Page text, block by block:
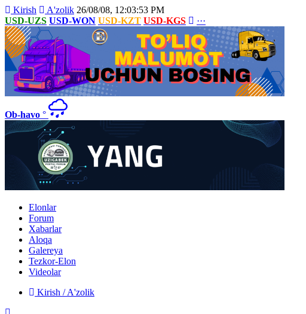
Kirish A'zolik 26/08/08, 12:03:53 PM
USD-UZS USD-WON USD-KZT USD-KGS ···
Ob-havo °
Elonlar
Forum
Xabarlar
Aloqa
Galereya
Tezkor-Elon
Videolar
Kirish / A'zolik